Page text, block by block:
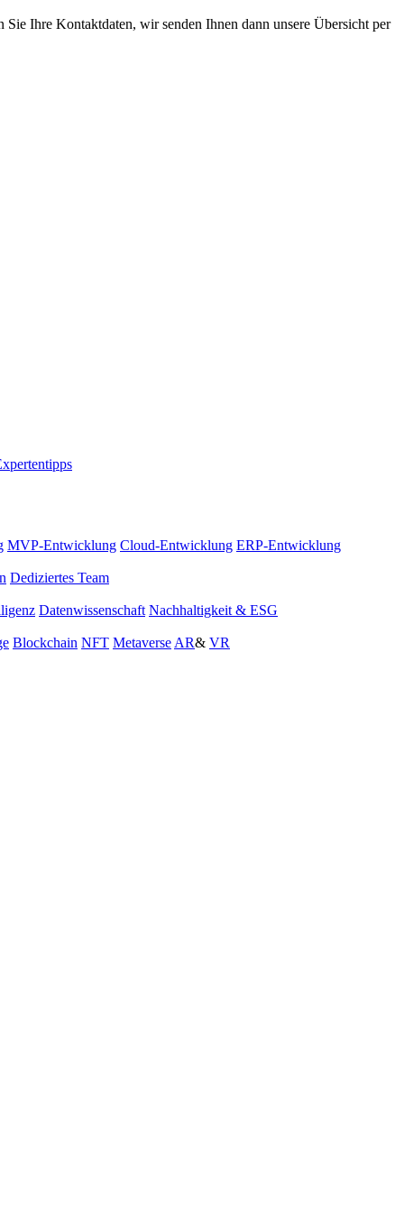
Ihre Kontaktdaten, wir senden Ihnen dann unsere Übersicht per
MVP-Entwicklung Cloud-Entwicklung ERP-Entwicklung
Dediziertes Team
Datenwissenschaft Nachhaltigkeit & ESG
Blockchain NFT Metaverse AR& VR